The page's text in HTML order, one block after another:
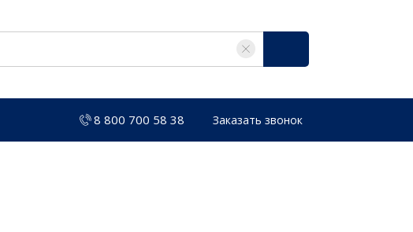
8 800 700 58 38 Заказать звонок